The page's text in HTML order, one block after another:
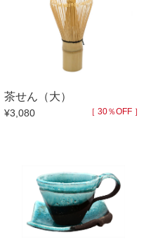
茶せん（大）
¥3,080 ［ 30％OFF ］